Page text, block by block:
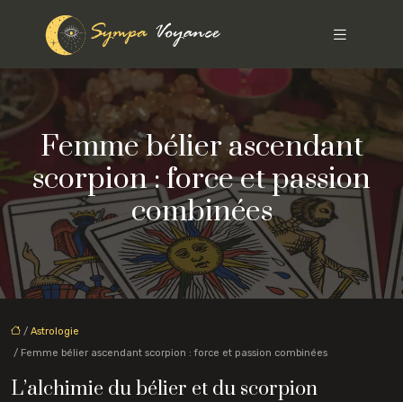
Femme bélier ascendant
scorpion : force et passion
combinées
/ Astrologie
/ Femme bélier ascendant scorpion : force et passion combinées
L’alchimie du bélier et du scorpion